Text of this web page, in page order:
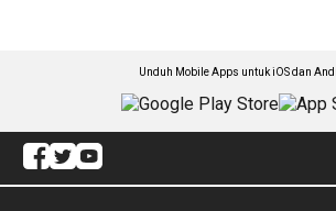
Unduh Mobile Apps untuk iOS dan